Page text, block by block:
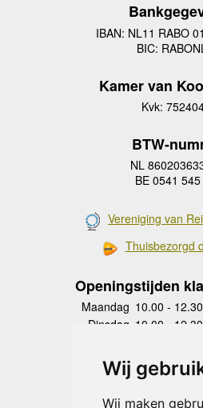
Wij
Wij maken
IBAN: NL11 RABO
BIC:
Kamer van
Kvk:
BTW-
NL
BE 0541
Vereniging van
Thuisbezorgd
Openingstijden
Maandag 10.00 -
Dinsdag 10.00 -
Donderdag
10.00 -
Vrijdag 10.00 -
Zaterdag